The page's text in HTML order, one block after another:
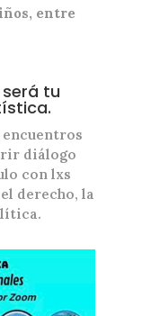
entre
tu
diálogo
con lxs
derecho, la